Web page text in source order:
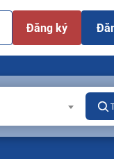
Đăng ký